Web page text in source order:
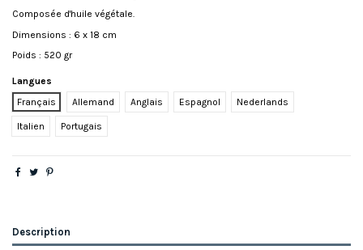
Composée d'huile végétale.
Dimensions : 6 x 18 cm
Poids : 520 gr
Langues
Français
Allemand Anglais Espagnol Nederlands
Italien Portugais
Description